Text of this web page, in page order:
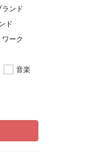
ンド
ド
ワーク
音楽